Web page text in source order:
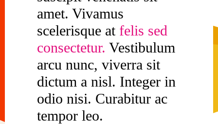
amet. Vivamus
scelerisque at felis sed
consectetur. Vestibulum
arcu nunc, viverra sit
dictum a nisl. Integer in
odio nisi. Curabitur ac
tempor leo.